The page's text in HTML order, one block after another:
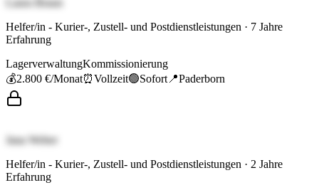
Laura Braun
Helfer/in - Kurier-, Zustell- und Postdienstleistungen · 7 Jahre
Erfahrung
LagerverwaltungKommissionierung
💰2.800 €/Monat⏰Vollzeit🟢Sofort 📍Paderborn
Jana Weber
Helfer/in - Kurier-, Zustell- und Postdienstleistungen · 2 Jahre
Erfahrung